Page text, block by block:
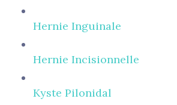
Hernie Inguinale
Hernie Incisionnelle
Kyste Pilonidal